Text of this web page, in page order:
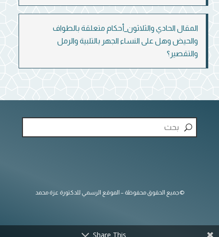
المقال الحادي والثلاثون_أحكام متعلقة بالطواف
والحيض وهل على النساء الجهر بالتلبية والرمل
والتقصير؟
©جميع الحقوق محفوظة – الموقع الرسمي للدكتورة عزة محمد
Share This